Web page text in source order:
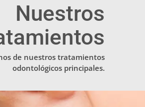
Nuestros
de nuestros tratamientos
odontológicos principales.